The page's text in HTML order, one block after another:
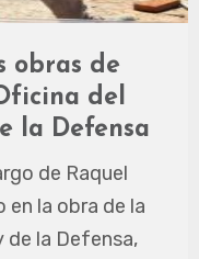
obras de
del
la Defensa
de Raquel
en la obra de la
de la Defensa,